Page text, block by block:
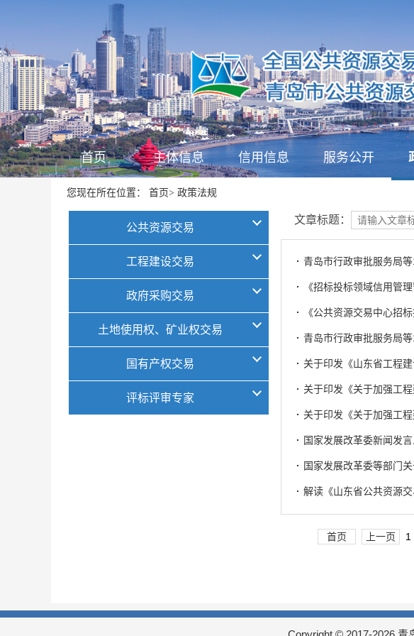
首页 主体信息 信用信息 服务公开
您现在所在位置： 首页> 政策法规
公共资源交易
工程建设交易
政府采购交易
土地使用权、矿业权交易
国有产权交易
评标评审专家
文章标题：
· 青岛市行政审批服务局
· 《招标投标领域信用管
· 《公共资源交易中心招
· 青岛市行政审批服务局
· 关于印发《山东省工程
· 关于印发《关于加强工
· 关于印发《关于加强工
· 国家发展改革委新闻发
· 国家发展改革委等部门
· 解读《山东省公共资源
首页 上一页 1